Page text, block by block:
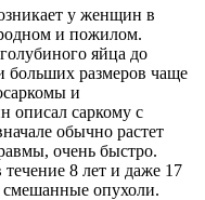
у женщин в
и пожилом.
яйца до
больших размеров чаще
и
саркому с
обычно растет
очень быстро.
течение 8 лет и даже 17
смешанные опухоли.